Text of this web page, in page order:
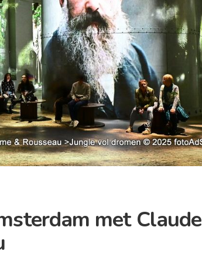
met Claude